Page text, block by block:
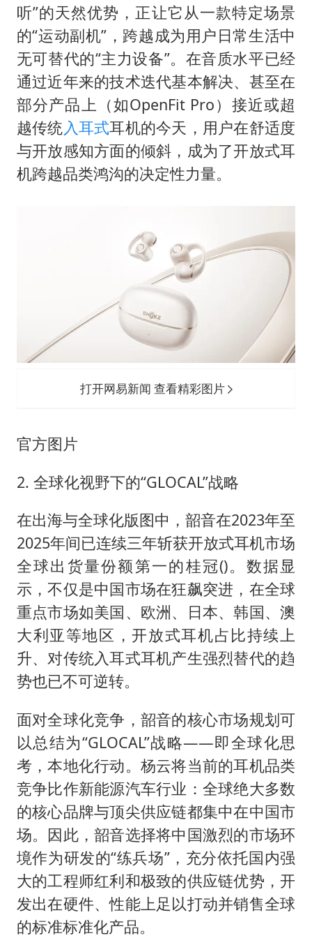
听”的天然优势，正让它从一款特定场景
的“运动副机”，跨越成为用户日常生活中
无可替代的“主力设备”。在音质水平已经
通过近年来的技术迭代基本解决、甚至在
部分产品上（如OpenFit Pro）接近或超
越传统入耳式耳机的今天，用户在舒适度
与开放感知方面的倾斜，成为了开放式耳
机跨越品类鸿沟的决定性力量。
打开网易新闻 查看精彩图片
官方图片
2. 全球化视野下的“GLOCAL”战略
在出海与全球化版图中，韶音在2023年至
2025年间已连续三年斩获开放式耳机市场
全球出货量份额第一的桂冠()。数据显
示，不仅是中国市场在狂飙突进，在全球
重点市场如美国、欧洲、日本、韩国、澳
大利亚等地区，开放式耳机占比持续上
升、对传统入耳式耳机产生强烈替代的趋
势也已不可逆转。
面对全球化竞争，韶音的核心市场规划可
以总结为“GLOCAL”战略——即全球化思
考，本地化行动。杨云将当前的耳机品类
竞争比作新能源汽车行业：全球绝大多数
的核心品牌与顶尖供应链都集中在中国市
场。因此，韶音选择将中国激烈的市场环
境作为研发的“练兵场”，充分依托国内强
大的工程师红利和极致的供应链优势，开
发出在硬件、性能上足以打动并销售全球
的标准标准化产品。